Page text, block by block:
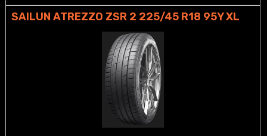
SAILUN ATREZZO ZSR 2 225/45 R18 95Y XL